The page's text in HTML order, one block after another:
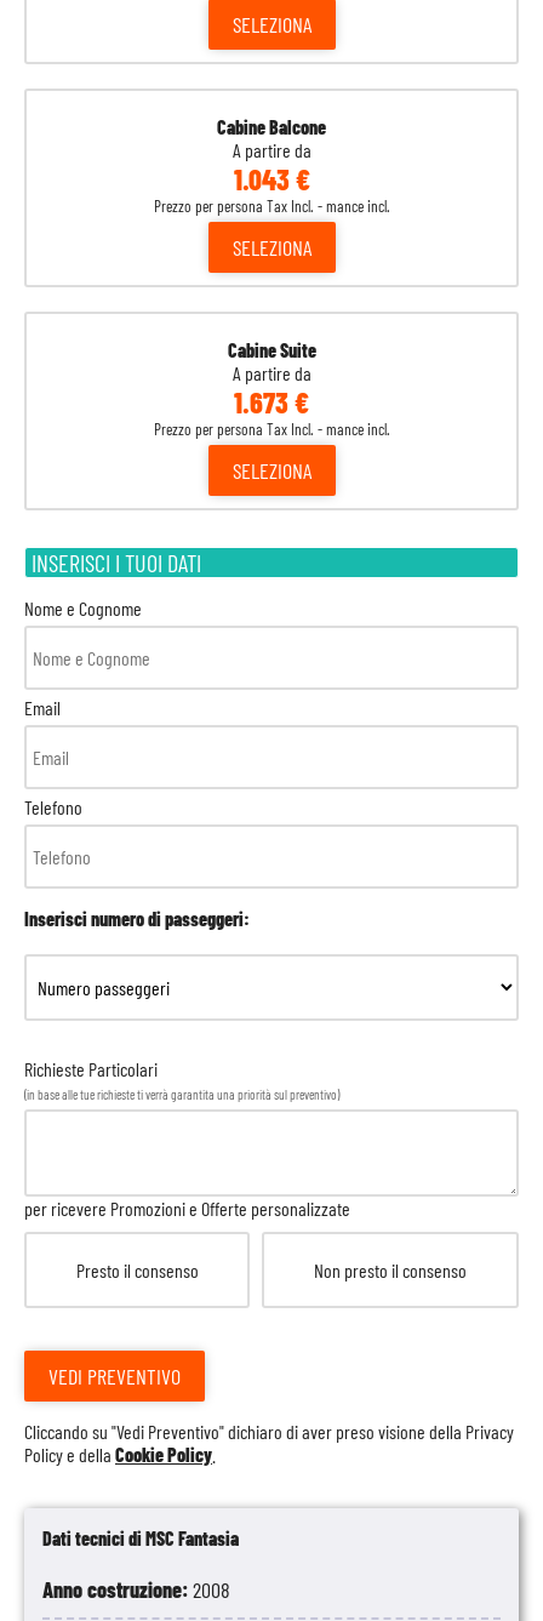
Dati tecnici di MSC Fantasia
Anno costruzione:2008
SELEZIONA
Cabine Balcone
A partire da
1.043 €
Prezzo per persona Tax Incl. - mance incl.
SELEZIONA
Cabine Suite
A partire da
1.673 €
Prezzo per persona Tax Incl. - mance incl.
SELEZIONA
INSERISCI I TUOI DATI
Nome e Cognome
Email
Telefono
Inserisci numero di passeggeri:
Richieste Particolari
(in base alle tue richieste ti verrà garantita una priorità sul preventivo)
per ricevere Promozioni e Offerte personalizzate
Presto il consenso Non presto il consenso
VEDI PREVENTIVO
Cliccando su "Vedi Preventivo" dichiaro di aver preso visione della Privacy
Policye della Cookie Policy